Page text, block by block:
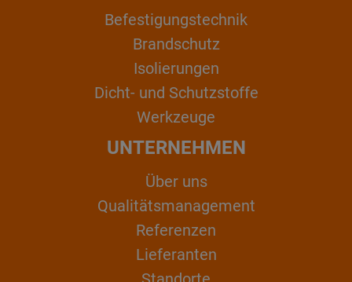
Befestigungstechnik
Brandschutz
Isolierungen
Dicht- und Schutzstoffe
Werkzeuge
UNTERNEHMEN
Über uns
Qualitätsmanagement
Referenzen
Lieferanten